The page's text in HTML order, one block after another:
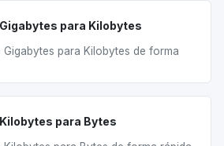
para Kilobytes
para Kilobytes de forma
para Bytes